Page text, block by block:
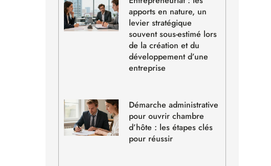
apports en nature, un
levier stratégique
souvent sous-estimé lors
de la création et du
développement d’une
entreprise
Démarche administrative
pour ouvrir chambre
d’hôte : les étapes clés
pour réussir